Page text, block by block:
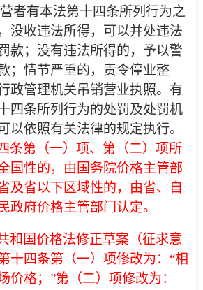
者有本法第十四条所列行为之
没收违法所得，可以并处违法
款；没有违法所得的，予以警
；情节严重的，责令停业整
政管理机关吊销营业执照。有
四条所列行为的处罚及处罚机
以依照有关法律的规定执行。
条第（一）项、第（二）项所
国性的，由国务院价格主管部
及省以下区域性的，由省、自
政府价格主管部门认定。
和国价格法修正草案（征求意
十四条第（一）项修改为：“相
价格；”第（二）项修改为：